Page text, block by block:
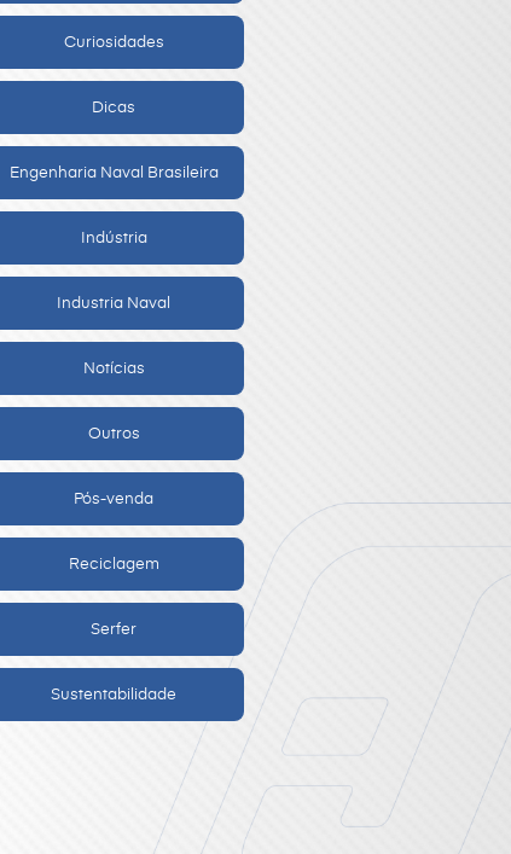
Curiosidades
Dicas
Engenharia Naval Brasileira
Indústria
Industria Naval
Notícias
Outros
Pós-venda
Reciclagem
Serfer
Sustentabilidade